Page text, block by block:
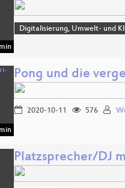
Digitalisierung, Umwelt- und
Pong und die
2020-10-11 576
Platzsprecher/DJ